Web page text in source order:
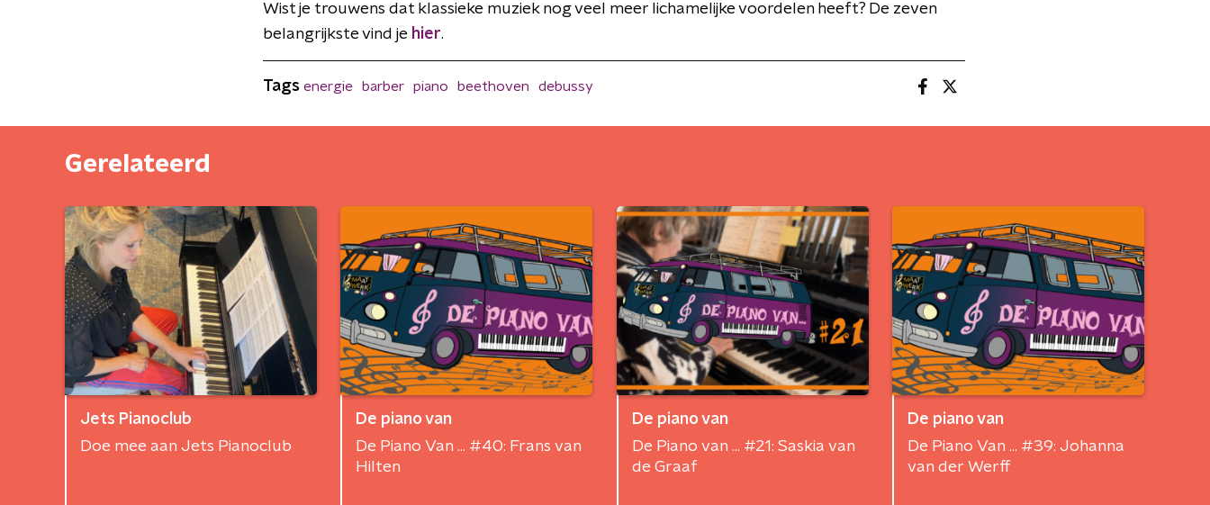
Wist je trouwens dat klassieke muziek nog veel meer lichamelijke voordelen heeft? De zeven
belangrijkste vind je hier.
Tags energie barber piano beethoven debussy
Gerelateerd
Jets Pianoclub
Doe mee aan Jets Pianoclub
De piano van
De Piano Van ... #40: Frans van
Hilten
De piano van
De Piano van ... #21: Saskia van
de Graaf
De piano van
De Piano Van ... #39: Johanna
van der Werff